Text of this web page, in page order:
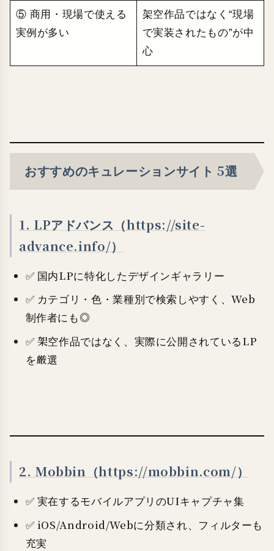
⑤ 商用・現場で使える
実例が多い
架空作品ではなく“現場
で実装されたもの”が中
心
おすすめのキュレーションサイト 5選
1. LPアドバンス（https://site-
advance.info/）
✅ 国内LPに特化したデザインギャラリー
✅ カテゴリ・色・業種別で検索しやすく、Web
制作者にも◎
✅ 架空作品ではなく、実際に公開されているLP
を厳選
2. Mobbin（https://mobbin.com/）
✅ 実在するモバイルアプリのUIキャプチャ集
✅ iOS/Android/Webに分類され、フィルターも
充実